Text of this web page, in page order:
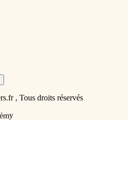
, Tous droits réservés